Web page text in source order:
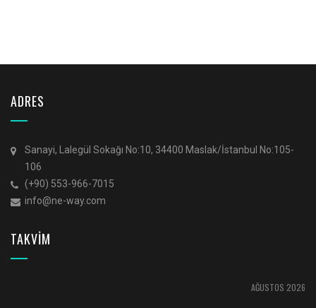
ADRES
Sanayi, Lalegül Sokağı No:10, 34400 Maslak/İstanbul No:105-
106
(+90) 553-966-7015
info@ne-way.com
TAKVİM
AĞUSTOS 2026